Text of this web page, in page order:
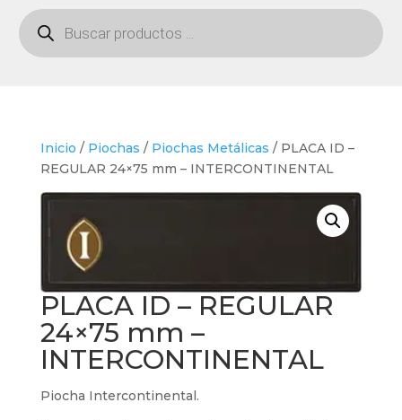
Búsqueda
de
productos
Inicio / Piochas / Piochas Metálicas / PLACA ID –
REGULAR 24×75 mm – INTERCONTINENTAL
PLACA ID – REGULAR
24×75 mm –
INTERCONTINENTAL
Piocha Intercontinental.